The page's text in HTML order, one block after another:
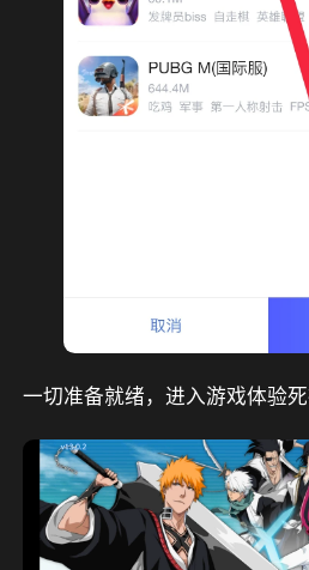
一切准备就绪，进入游戏体验